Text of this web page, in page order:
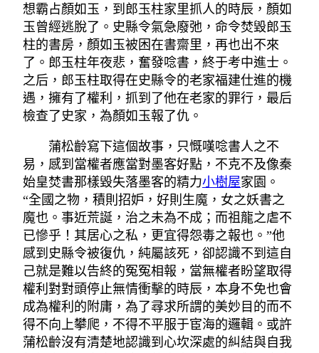
想霸占顏如玉，到郎玉柱家里抓人的時辰，顏如
玉曾經逃脫了。史縣令氣急廢弛，命令焚毀郎玉
柱的書房，顏如玉被困在書齋里，再也出不來
了。郎玉柱年夜悲，奮發唸書，終于考中進士。
之后，郎玉柱取得在史縣令的老家福建仕進的機
遇，擁有了權利，抓到了他在老家的罪行，最后
檢查了史家，為顏如玉報了仇。
蒲松齡寫下這個故事，只慨嘆唸書人之不
易，感到當權者應當對墨客好點，不克不及像秦
始皇焚書那樣毀失落墨客的精力小樹屋家園。
“全國之物，積則招妒，好則生魔，女之妖書之
魔也。事近荒誕，治之未為不成；而祖龍之虐不
已慘乎！其居心之私，更宜得怨毒之報也。”他
感到史縣令被復仇，純屬該死，卻認識不到這自
己就是難以告終的冤冤相報，當無權者盼望取得
權利對對頭停止無情衝擊的時辰，本身不免也會
成為權利的附庸，為了尋求所謂的美妙目的而不
得不向上攀爬，不得不平服于宦海的邏輯。或許
蒲松齡沒有清楚地認識到心坎深處的糾結與自我